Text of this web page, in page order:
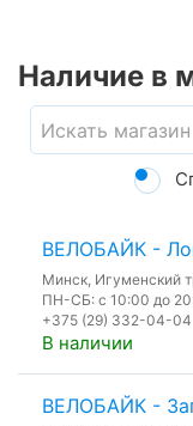
Наличие в
ВЕЛОБАЙК -
Минск, Игуменский
ПН-СБ: с 10:00 до
+375 (29) 332-04-04
В наличии
ВЕЛОБАЙК -